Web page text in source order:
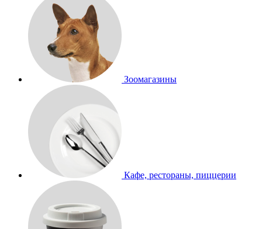
Зоомагазины
Кафе, рестораны, пиццерии